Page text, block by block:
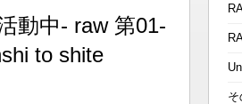
動中‐ raw 第01-
to shite
そ